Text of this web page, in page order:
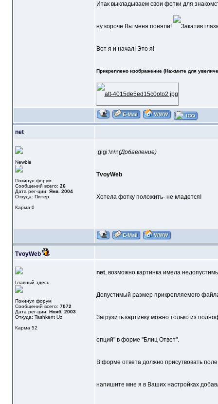
Итак выкладываем свои фотки для
ну короче Вы меня поняли!
Вот я и начал! Это я!
Прикреплено изображение (Нажмите для
net
Newbie
Покинул форум
Сообщений всего: 26
Дата рег-ции: Янв. 2004
Откуда: Питер
Карма 0
:gigi:\n\n(Добавление)
TvoyWeb
Хотела фотку положить- не кладется!
TvoyWeb
Главный здесь
Покинул форум
Сообщений всего: 7072
Дата рег-ции: Нояб. 2003
Откуда: Tashkent Uz
Карма 52
net, возможно картинка имела
Допустимый размер прикрепляемого
Загрузить картинку можно только из
опций" в форме "Блиц Ответ".
В форме ответа должно присутвовать
напишите мне я в Ваших настройках